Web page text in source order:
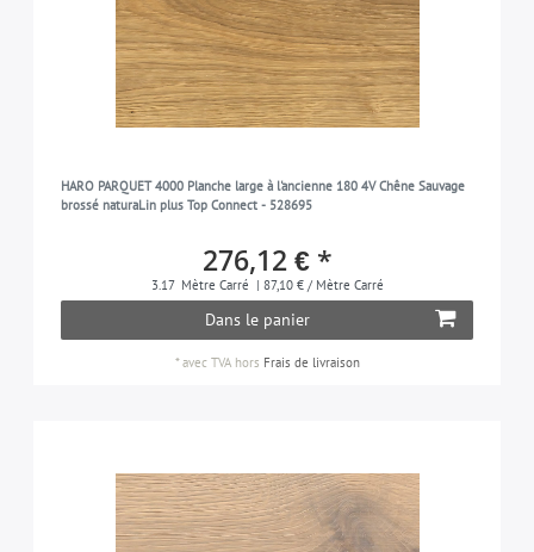
HARO PARQUET 4000 Planche large à l'ancienne 180 4V Chêne Sauvage
brossé naturaLin plus Top Connect - 528695
276,12 € *
3.17 Mètre Carré | 87,10 € / Mètre Carré
Dans le panier
*avec TVAhors Frais de livraison